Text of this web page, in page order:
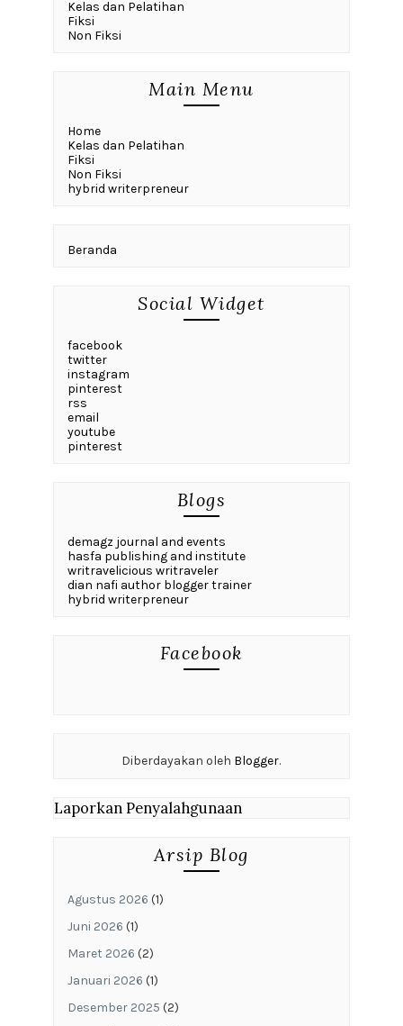
Kelas dan Pelatihan
Fiksi
Non Fiksi
Main Menu
Home
Kelas dan Pelatihan
Fiksi
Non Fiksi
hybrid writerpreneur
Beranda
Social Widget
facebook
twitter
instagram
pinterest
rss
email
youtube
pinterest
Blogs
demagz journal and events
hasfa publishing and institute
writravelicious writraveler
dian nafi author blogger trainer
hybrid writerpreneur
Facebook
Diberdayakan oleh Blogger.
Laporkan Penyalahgunaan
Arsip Blog
Agustus 2026 (1)
Juni 2026 (1)
Maret 2026 (2)
Januari 2026 (1)
Desember 2025 (2)